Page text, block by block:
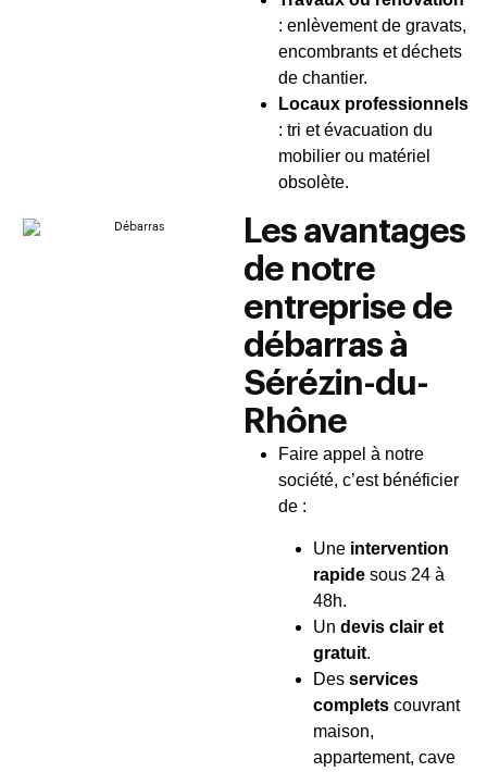
: enlèvement de gravats,
encombrants et déchets
de chantier.
Locaux professionnels
: tri et évacuation du
mobilier ou matériel
obsolète.
Les avantages
de notre
entreprise de
débarras à
Sérézin-du-
Rhône
Faire appel à notre
société, c’est bénéficier
de :
Une intervention
rapide sous 24 à
48h.
Un devis clair et
gratuit.
Des services
complets couvrant
maison,
appartement, cave